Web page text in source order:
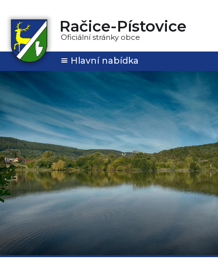
Račice-Pístovice
Oficiální stránky obce
Hlavní nabídka